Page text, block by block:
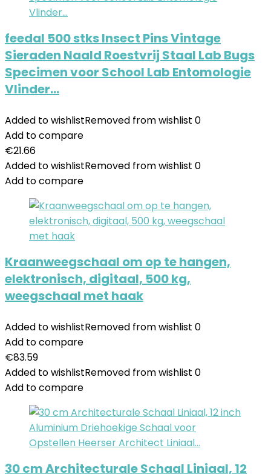
feedal 500 stks Insect Pins Vintage
Sieraden Naald Roestvrij Staal Lab Bugs
Specimen voor School Lab Entomologie
Vlinder…
Added to wishlistRemoved from wishlist 0
Add to compare
€21.66
Added to wishlistRemoved from wishlist 0
Add to compare
Kraanweegschaal om op te hangen,
elektronisch, digitaal, 500 kg,
weegschaal met haak
Added to wishlistRemoved from wishlist 0
Add to compare
€83.59
Added to wishlistRemoved from wishlist 0
Add to compare
30 cm Architecturale Schaal Liniaal, 12